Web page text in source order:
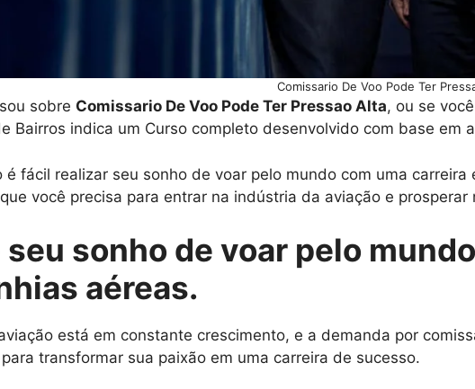
Comissario De Voo Pode Ter
sobre Comissario De Voo Pode Ter Pressao Alta, ou se
Bairros indica um Curso completo desenvolvido com base em
é fácil realizar seu sonho de voar pelo mundo com uma
você precisa para entrar na indústria da aviação e prosperar
seu sonho de voar pelo
aéreas.
está em constante crescimento, e a demanda por
transformar sua paixão em uma carreira de sucesso.